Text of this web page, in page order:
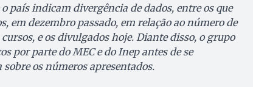
país indicam divergência de dados, entre os que
em dezembro passado, em relação ao número de
e os divulgados hoje. Diante disso, o grupo
por parte do MEC e do Inep antes de se
os números apresentados.